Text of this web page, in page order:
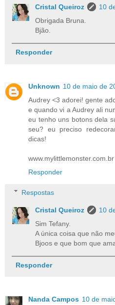
Cristal Queiroz
10
Obrigada Bruna.
Bjão.
Responder
Unknown 10 de maio de
Audrey <3 adorei! gente
e quando vi a Audrey ali
eu tenho uns botons dela
seu? eu preciso
dicas!
www.mylittlemonster.com.br
Responder
Respostas
Cristal Queiroz
10
Sim Tefany.
A única coisa que não
Bjoos e que bom que
Responder
Nanda Campos 10 de